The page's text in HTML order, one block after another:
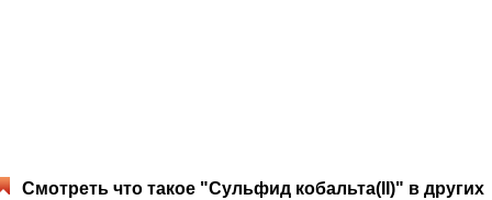
Смотреть что такое "Сульфид кобальта(II)" в других